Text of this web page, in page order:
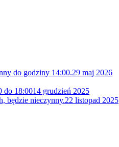
do godziny 14:00.29 maj 2026
do 18:0014 grudzień 2025
będzie nieczynny.22 listopad 2025